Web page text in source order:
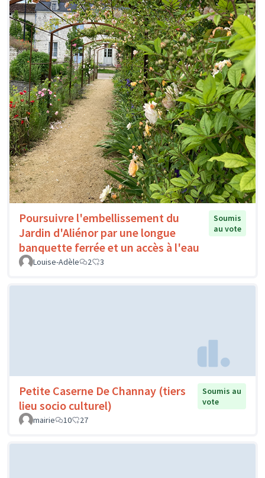
Poursuivre l'embellissement du
Jardin d'Aliénor par une longue
banquette ferrée et un accès à l'eau
Soumis
au vote
Louise-Adèle 2 3
Petite Caserne De Channay (tiers
lieu socio culturel)
Soumis au
vote
mairie
10 27